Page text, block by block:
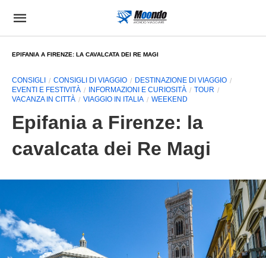
EPIFANIA A FIRENZE: LA CAVALCATA DEI RE MAGI
CONSIGLI CONSIGLI DI VIAGGIO
DESTINAZIONE DI VIAGGIO
EVENTI E FESTIVITÀ
INFORMAZIONI E CURIOSITÀ
TOUR
VACANZA IN CITTÀ
VIAGGIO IN ITALIA WEEKEND
Epifania a Firenze: la
cavalcata dei Re Magi